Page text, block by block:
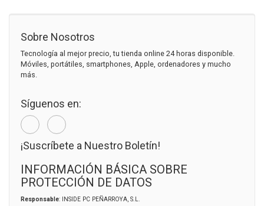
Sobre Nosotros
Tecnología al mejor precio, tu tienda online 24 horas disponible.
Móviles, portátiles, smartphones, Apple, ordenadores y mucho
más.
Síguenos en:
¡Suscríbete a Nuestro Boletín!
INFORMACIÓN BÁSICA SOBRE
PROTECCIÓN DE DATOS
Responsable: INSIDE PC PEÑARROYA, S.L.